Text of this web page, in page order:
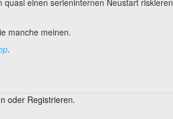
manche meinen.
.
oder Registrieren.